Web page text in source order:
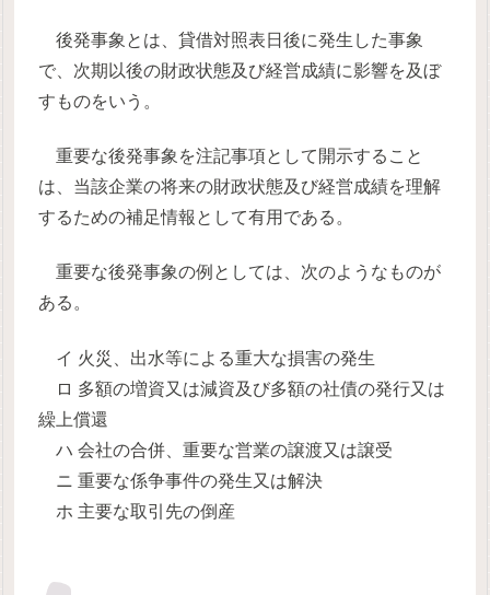
後発事象とは、貸借対照表日後に発生した事象
で、次期以後の財政状態及び経営成績に影響を及ぼ
すものをいう。
重要な後発事象を注記事項として開示すること
は、当該企業の将来の財政状態及び経営成績を理解
するための補足情報として有用である。
重要な後発事象の例としては、次のようなものが
ある。
イ 火災、出水等による重大な損害の発生
ロ 多額の増資又は減資及び多額の社債の発行又は
繰上償還
ハ 会社の合併、重要な営業の譲渡又は譲受
ニ 重要な係争事件の発生又は解決
ホ 主要な取引先の倒産